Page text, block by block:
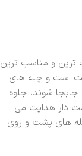
ترین و مناسب ترین
است و چله ‌های
شوند، جلوه
دار هدایت می
های پشت و روی